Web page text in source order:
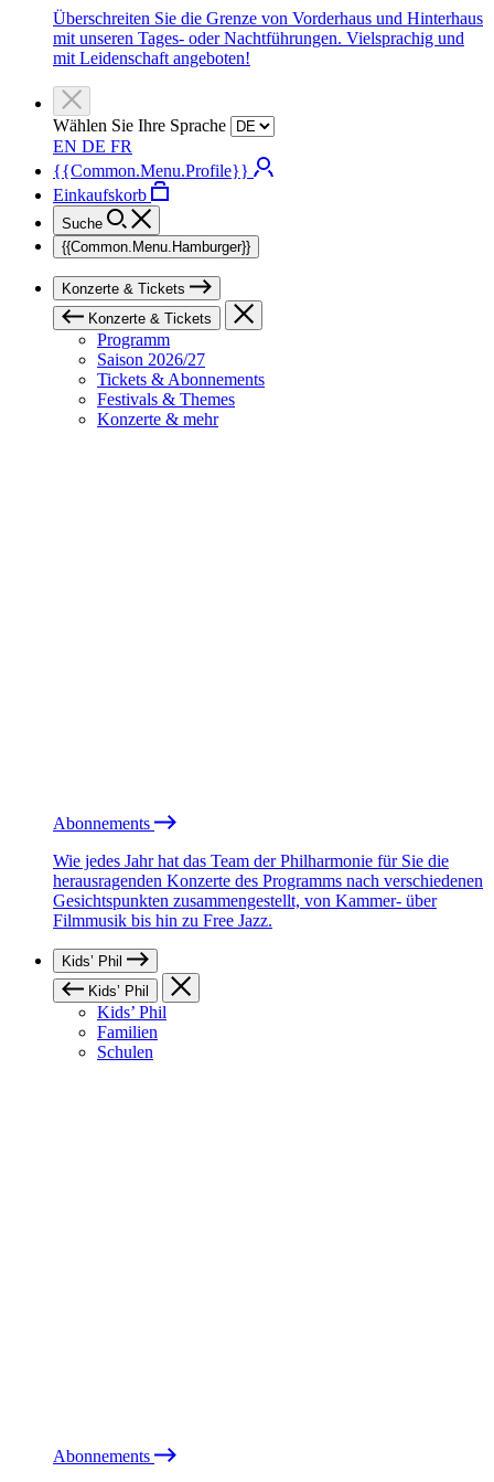
Überschreiten Sie die Grenze von Vorderhaus und Hinterhaus
mit unseren Tages- oder Nachtführungen. Vielsprachig und
mit Leidenschaft angeboten!
Wählen Sie Ihre Sprache
EN DE FR
{{Common.Menu.Profile}}
Einkaufskorb
Suche
{{Common.Menu.Hamburger}}
Konzerte & Tickets
Konzerte & Tickets
Programm
Saison 2026/27
Tickets & Abonnements
Festivals & Themes
Konzerte & mehr
Abonnements
Wie jedes Jahr hat das Team der Philharmonie für Sie die
herausragenden Konzerte des Programms nach verschiedenen
Gesichtspunkten zusammengestellt, von Kammer- über
Filmmusik bis hin zu Free Jazz.
Kids’ Phil
Kids’ Phil
Kids’ Phil
Familien
Schulen
Abonnements